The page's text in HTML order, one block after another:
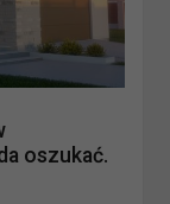
oszukać.